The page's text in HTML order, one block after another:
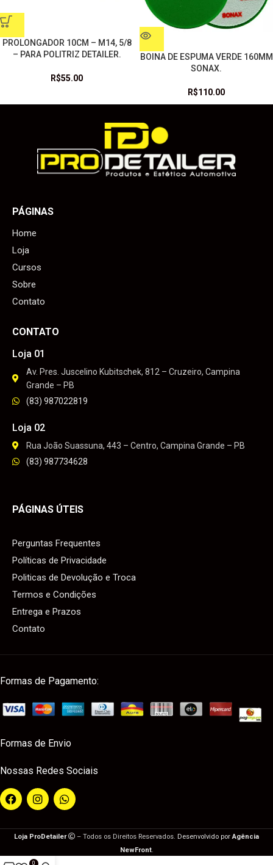
PROLONGADOR 10CM – M14, 5/8
– PARA POLITRIZ DETAILER.
R$55.00
BOINA DE ESPUMA VERDE 160MM
SONAX.
R$110.00
PÁGINAS
Home
Loja
Cursos
Sobre
Contato
CONTATO
Loja 01
Av. Pres. Juscelino Kubitschek, 812 – Cruzeiro, Campina
Grande – PB
(83) 987022819
Loja 02
Rua João Suassuna, 443 – Centro, Campina Grande – PB
(83) 987734628
PÁGINAS ÚTEIS
Perguntas Frequentes
Políticas de Privacidade
Politicas de Devolução e Troca
Termos e Condições
Entrega e Prazos
Contato
Formas de Pagamento:
Formas de Envio
Nossas Redes Sociais
Loja ProDetailer – Todos os Direitos Reservados. Desenvolvido porAgência
NewFront.
0